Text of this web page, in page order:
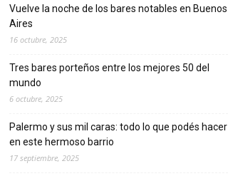
Vuelve la noche de los bares notables en Buenos
Aires
16 octubre, 2025
Tres bares porteños entre los mejores 50 del
mundo
6 octubre, 2025
Palermo y sus mil caras: todo lo que podés hacer
en este hermoso barrio
17 septiembre, 2025